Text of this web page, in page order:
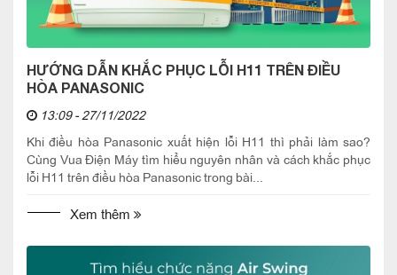
HƯỚNG DẪN KHẮC PHỤC LỖI H11 TRÊN ĐIỀU
HÒA PANASONIC
13:09 - 27/11/2022
Khi điều hòa Panasonic xuất hiện lỗi H11 thì phải làm sao?
Cùng Vua Điện Máy tìm hiểu nguyên nhân và cách khắc phục
lỗi H11 trên điều hòa Panasonic trong bài...
Xem thêm